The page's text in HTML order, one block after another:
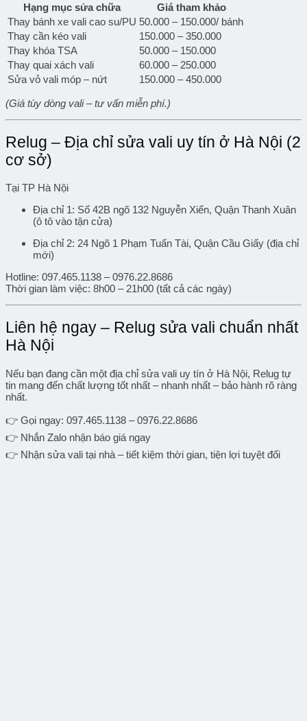
Hạng mục sửa chữa
Giá tham khảo
Thay bánh xe vali cao su/PU 50.000 – 150.000/ bánh
Thay cần kéo vali
150.000 – 350.000
Thay khóa TSA
50.000 – 150.000
Thay quai xách vali
60.000 – 250.000
Sửa vỏ vali móp – nứt
150.000 – 450.000
(Giá tùy dòng vali – tư vấn miễn phí.)
Relug – Địa chỉ sửa vali uy tín ở Hà Nội (2
cơ sở)
Tại TP Hà Nội
Địa chỉ 1: Số 42B ngõ 132 Nguyễn Xiển, Quận Thanh Xuân
(ô tô vào tận cửa)
Địa chỉ 2: 24 Ngõ 1 Phạm Tuấn Tài, Quận Cầu Giấy (địa chỉ
mới)
Hotline: 097.465.1138 – 0976.22.8686
Thời gian làm việc: 8h00 – 21h00 (tất cả các ngày)
Liên hệ ngay – Relug sửa vali chuẩn nhất
Hà Nội
Nếu bạn đang cần một địa chỉ sửa vali uy tín ở Hà Nội, Relug tự
tin mang đến chất lượng tốt nhất – nhanh nhất – bảo hành rõ ràng
nhất.
👉 Gọi ngay: 097.465.1138 – 0976.22.8686
👉 Nhắn Zalo nhận báo giá ngay
👉 Nhận sửa vali tại nhà – tiết kiệm thời gian, tiện lợi tuyệt đối